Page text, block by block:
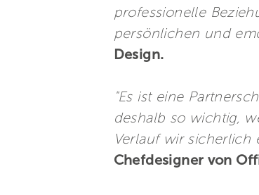
professionelle
persönlichen und
Design.
"Es ist eine
deshalb so wichtig,
Verlauf wir
Chefdesigner von